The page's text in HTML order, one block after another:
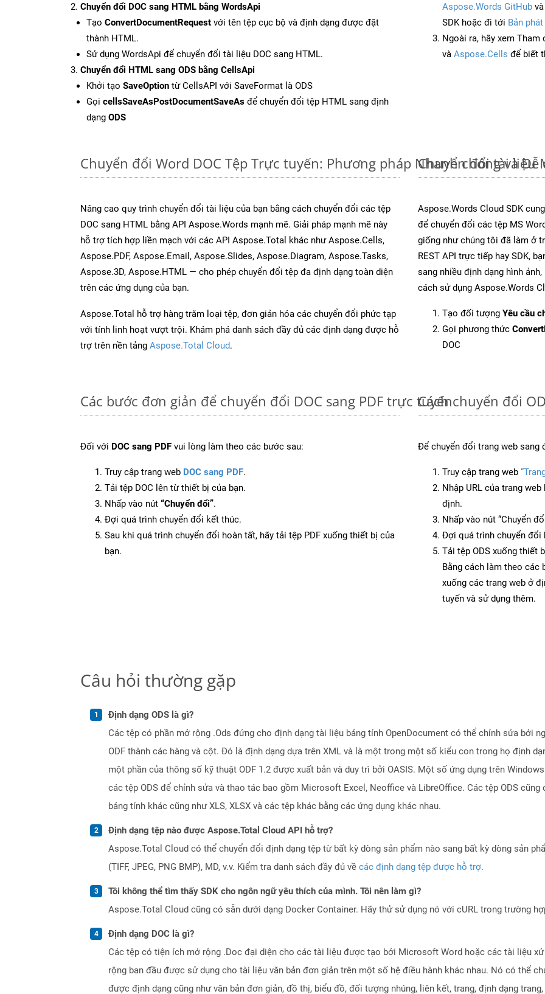
Chuyển đổi DOC sang HTML bằng WordsApi
Tạo ConvertDocumentRequest với tên tệp cục bộ và định dạng được đặt
thành HTML.
Sử dụng WordsApi để chuyển đổi tài liệu DOC sang HTML.
Chuyển đổi HTML sang ODS bằng CellsApi
Khởi tạo SaveOption từ CellsAPI với SaveFormat là ODS
Gọi cellsSaveAsPostDocumentSaveAs để chuyển đổi tệp HTML sang định
dạng ODS
Aspose.Words GitHub và
SDK hoặc đi tới Bản
Ngoài ra, hãy xem Tham
và Aspose.Cells để biết
Chuyển đổi Word DOC Tệp Trực tuyến: Phương pháp Nhanh chóng và Dễ
Nâng cao quy trình chuyển đổi tài liệu của bạn bằng cách chuyển đổi các tệp
DOC sang HTML bằng API Aspose.Words mạnh mẽ. Giải pháp mạnh mẽ này
hỗ trợ tích hợp liền mạch với các API Aspose.Total khác như Aspose.Cells,
Aspose.PDF, Aspose.Email, Aspose.Slides, Aspose.Diagram, Aspose.Tasks,
Aspose.3D, Aspose.HTML — cho phép chuyển đổi tệp đa định dạng toàn diện
trên các ứng dụng của bạn.
Aspose.Total hỗ trợ hàng trăm loại tệp, đơn giản hóa các chuyển đổi phức tạp
với tính linh hoạt vượt trội. Khám phá danh sách đầy đủ các định dạng được hỗ
trợ trên nền tảng Aspose.Total Cloud.
Chuyển đổi tài liệu
Aspose.Words Cloud SDK
để chuyển đổi các tệp MS
giống như chúng tôi đã làm ở
REST API trực tiếp hay SDK,
sang nhiều định dạng hình ảnh,
cách sử dụng Aspose.Words
Tạo đối tượng Yêu cầu
Gọi phương thức
DOC
Các bước đơn giản để chuyển đổi DOC sang PDF trực tuyến
Đối với DOC sang PDF vui lòng làm theo các bước sau:
Truy cập trang web DOC sang PDF.
Tải tệp DOC lên từ thiết bị của bạn.
Nhấp vào nút “Chuyển đổi”.
Đợi quá trình chuyển đổi kết thúc.
Sau khi quá trình chuyển đổi hoàn tất, hãy tải tệp PDF xuống thiết bị của
bạn.
Cách chuyển đổi
Để chuyển đổi trang web sang
Truy cập trang web
Nhập URL của trang
định.
Nhấp vào nút “Chuyển
Đợi quá trình chuyển đổi
Tải tệp ODS xuống thiết
Bằng cách làm theo các
xuống các trang web ở
tuyến và sử dụng thêm.
Câu hỏi thường gặp
Định dạng ODS là gì?
Các tệp có phần mở rộng .Ods đứng cho định dạng tài liệu bảng tính OpenDocument có thể chỉnh sửa bởi
ODF thành các hàng và cột. Đó là định dạng dựa trên XML và là một trong một số kiểu con trong họ định
một phần của thông số kỹ thuật ODF 1.2 được xuất bản và duy trì bởi OASIS. Một số ứng dụng trên
các tệp ODS để chỉnh sửa và thao tác bao gồm Microsoft Excel, Neoffice và LibreOffice. Các tệp ODS
bảng tính khác cũng như XLS, XLSX và các tệp khác bằng các ứng dụng khác nhau.
Định dạng tệp nào được Aspose.Total Cloud API hỗ trợ?
Aspose.Total Cloud có thể chuyển đổi định dạng tệp từ bất kỳ dòng sản phẩm nào sang bất kỳ dòng sản
(TIFF, JPEG, PNG BMP), MD, v.v. Kiểm tra danh sách đầy đủ về các định dạng tệp được hỗ trợ.
Tôi không thể tìm thấy SDK cho ngôn ngữ yêu thích của mình. Tôi nên làm gì?
Aspose.Total Cloud cũng có sẵn dưới dạng Docker Container. Hãy thử sử dụng nó với cURL trong trường
Định dạng DOC là gì?
Các tệp có tiện ích mở rộng .Doc đại diện cho các tài liệu được tạo bởi Microsoft Word hoặc các tài liệu
rộng ban đầu được sử dụng cho tài liệu văn bản đơn giản trên một số hệ điều hành khác nhau. Nó có thể
được định dạng cũng như văn bản đơn giản, đồ thị, biểu đồ, đối tượng nhúng, liên kết, trang, định dạng